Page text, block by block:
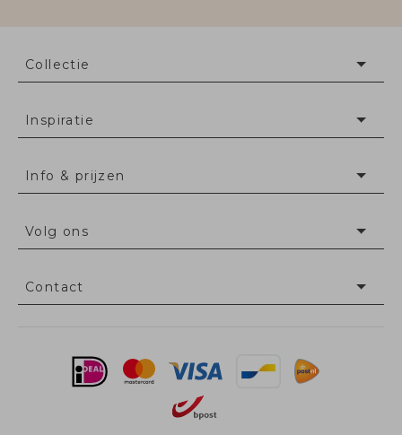
Collectie
Inspiratie
Info & prijzen
Volg ons
Contact